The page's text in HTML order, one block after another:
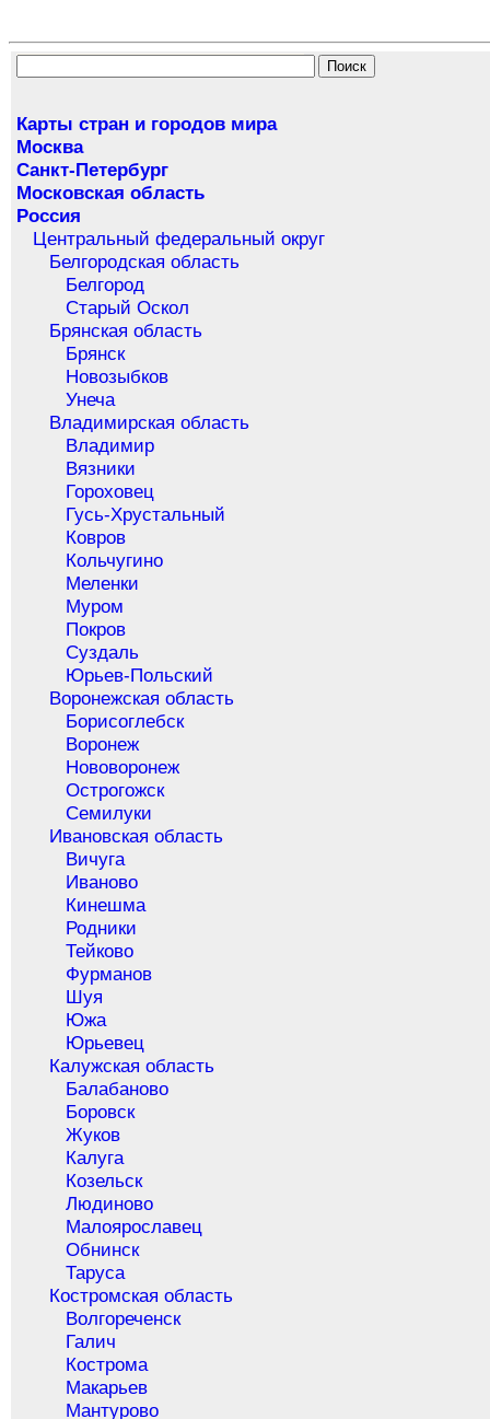
Карты стран и городов мира
Москва
Санкт-Петербург
Московская область
Россия
Центральный федеральный округ
Белгородская область
Белгород
Старый Оскол
Брянская область
Брянск
Новозыбков
Унеча
Владимирская область
Владимир
Вязники
Гороховец
Гусь-Хрустальный
Ковров
Кольчугино
Меленки
Муром
Покров
Суздаль
Юрьев-Польский
Воронежская область
Борисоглебск
Воронеж
Нововоронеж
Острогожск
Семилуки
Ивановская область
Вичуга
Иваново
Кинешма
Родники
Тейково
Фурманов
Шуя
Южа
Юрьевец
Калужская область
Балабаново
Боровск
Жуков
Калуга
Козельск
Людиново
Малоярославец
Обнинск
Таруса
Костромская область
Волгореченск
Галич
Кострома
Макарьев
Мантурово